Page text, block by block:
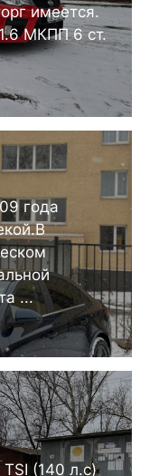
имеется.
МКПП 6 ст.
года
...
(140 л.с)